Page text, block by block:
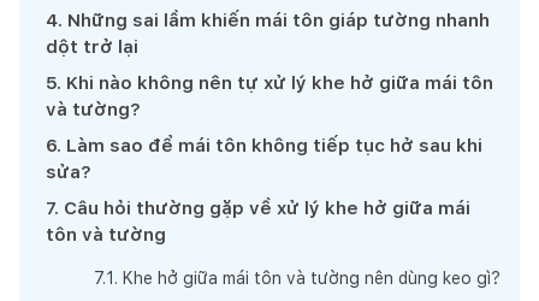
4. Những sai lầm khiến mái tôn giáp tường nhanh
dột trở lại
5. Khi nào không nên tự xử lý khe hở giữa mái tôn
và tường?
6. Làm sao để mái tôn không tiếp tục hở sau khi
sửa?
7. Câu hỏi thường gặp về xử lý khe hở giữa mái
tôn và tường
7.1 . Khe hở giữa mái tôn và tường nên dùng keo gì?